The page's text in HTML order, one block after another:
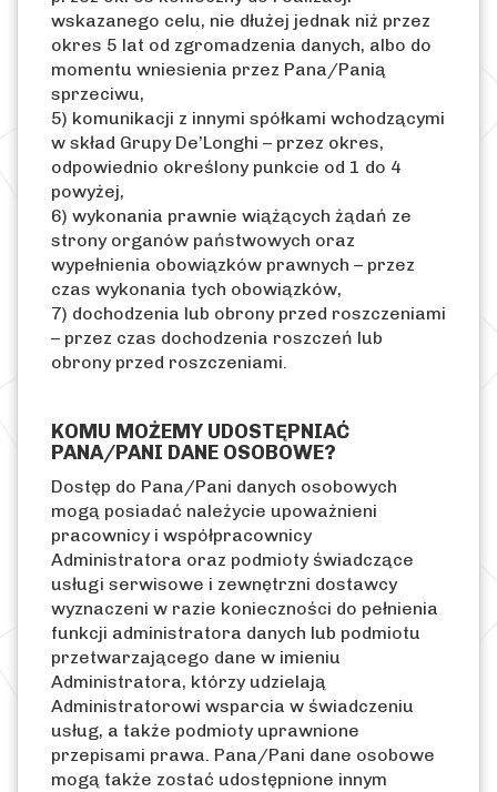
wskazanego celu, nie dłużej jednak niż przez
okres 5 lat od zgromadzenia danych, albo do
momentu wniesienia przez Pana/Panią
sprzeciwu,
5) komunikacji z innymi spółkami wchodzącymi
w skład Grupy De’Longhi – przez okres,
odpowiednio określony punkcie od 1 do 4
powyżej,
6) wykonania prawnie wiążących żądań ze
strony organów państwowych oraz
wypełnienia obowiązków prawnych – przez
czas wykonania tych obowiązków,
7) dochodzenia lub obrony przed roszczeniami
– przez czas dochodzenia roszczeń lub
obrony przed roszczeniami.
KOMU MOŻEMY UDOSTĘPNIAĆ
PANA/PANI DANE OSOBOWE?
Dostęp do Pana/Pani danych osobowych
mogą posiadać należycie upoważnieni
pracownicy i współpracownicy
Administratora oraz podmioty świadczące
usługi serwisowe i zewnętrzni dostawcy
wyznaczeni w razie konieczności do pełnienia
funkcji administratora danych lub podmiotu
przetwarzającego dane w imieniu
Administratora, którzy udzielają
Administratorowi wsparcia w świadczeniu
usług, a także podmioty uprawnione
przepisami prawa. Pana/Pani dane osobowe
mogą także zostać udostępnione innym